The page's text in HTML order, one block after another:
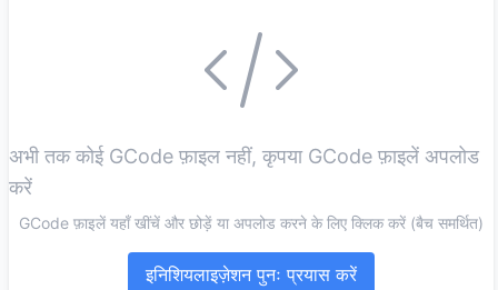
अभी तक कोई GCode फ़ाइल नहीं, कृपया GCode फ़ाइलें अपलोड
करें
GCode फ़ाइलें यहाँ खींचें और छोड़ें या अपलोड करने के लिए क्लिक करें (बैच समर्थित)
इनिशियलाइज़ेशन पुनः प्रयास करें